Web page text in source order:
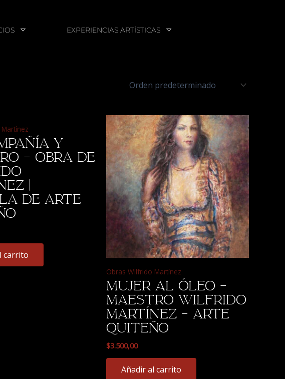
EXPERIENCIAS ARTÍSTICAS
y
– Obra de
|
de Arte
carrito
Obras Wilfrido Martínez
Mujer al óleo –
Maestro Wilfrido
Martínez – Arte
Quiteño
$3.500,00
Añadir al carrito